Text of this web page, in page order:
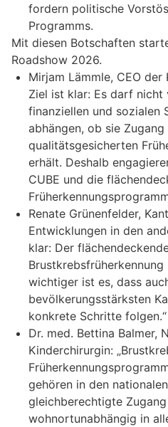
fordern politische
Programms.
Mit diesen Botschaften
Roadshow 2026.
Mirjam Lämmle, CEO der
Ziel ist klar: Es darf
finanziellen und sozialen
abhängen, ob sie
qualitätsgesicherten
erhält. Deshalb
CUBE und die
Renate Grünenfelder,
Entwicklungen in den
klar: Der
wichtiger ist es, dass
bevölkerungsstärksten
konkrete Schritte folgen.“
Dr. med. Bettina Balmer,
Kinderchirurgin:
gehören in den
gleichberechtigte
wohnortunabhängig in